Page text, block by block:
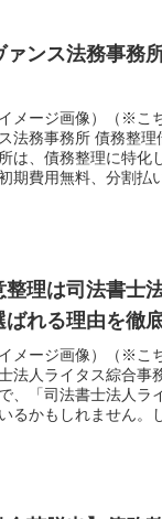
ァンス法務事務
メージ画像）（※こ
法務事務所 債務整
は、債務整理に特化
期費用無料、分割払
整理は司法書士
ばれる理由を徹
メージ画像）（※こ
法人ライタス綜合事
、「司法書士法人ラ
るかもしれません。